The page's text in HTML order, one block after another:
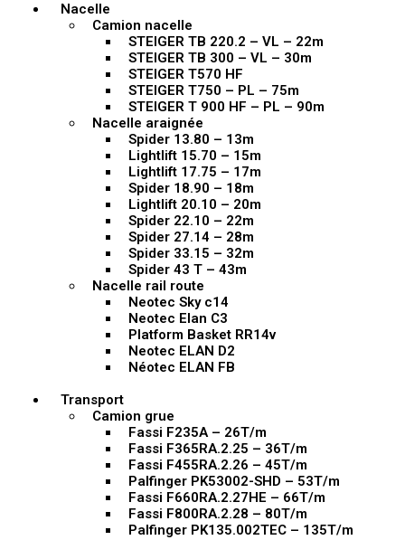
Nacelle
Camion nacelle
STEIGER TB 220.2 – VL – 22m
STEIGER TB 300 – VL – 30m
STEIGER T570 HF
STEIGER T750 – PL – 75m
STEIGER T 900 HF – PL – 90m
Nacelle araignée
Spider 13.80 – 13m
Lightlift 15.70 – 15m
Lightlift 17.75 – 17m
Spider 18.90 – 18m
Lightlift 20.10 – 20m
Spider 22.10 – 22m
Spider 27.14 – 28m
Spider 33.15 – 32m
Spider 43 T – 43m
Nacelle rail route
Neotec Sky c14
Neotec Elan C3
Platform Basket RR14v
Neotec ELAN D2
Néotec ELAN FB
Transport
Camion grue
Fassi F235A – 26T/m
Fassi F365RA.2.25 – 36T/m
Fassi F455RA.2.26 – 45T/m
Palfinger PK53002-SHD – 53T/m
Fassi F660RA.2.27HE – 66T/m
Fassi F800RA.2.28 – 80T/m
Palfinger PK135.002TEC – 135T/m